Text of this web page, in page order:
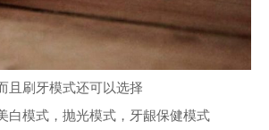
且刷牙模式还可以选择
白模式，抛光模式，牙龈保健模式